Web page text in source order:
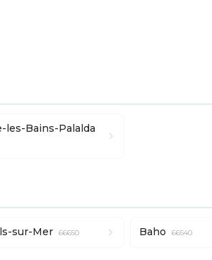
les-Bains-Palalda
sur-Mer 66650 Baho 66540